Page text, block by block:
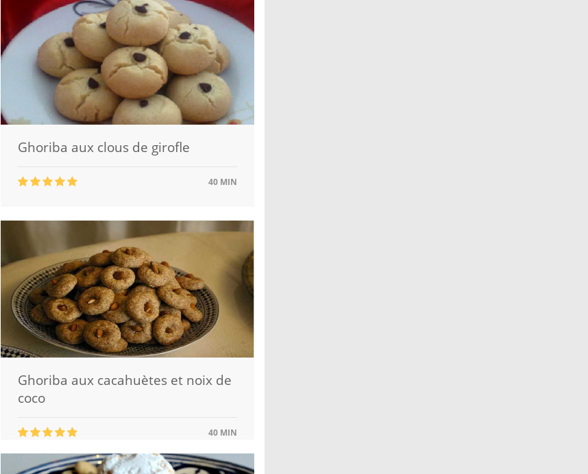
Ghoriba aux clous de girofle
40 MIN
Ghoriba aux cacahuètes et noix de
coco
40 MIN